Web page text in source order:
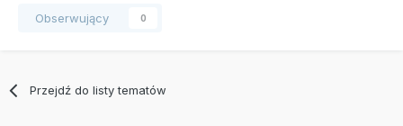
Obserwujący 0
Przejdź do listy tematów